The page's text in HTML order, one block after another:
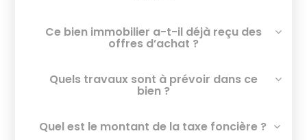
Ce bien immobilier a-t-il déjà reçu des
offres d’achat ?
Quels travaux sont à prévoir dans ce
bien ?
Quel est le montant de la taxe foncière ?